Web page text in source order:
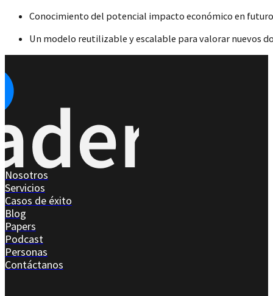
Conocimiento del potencial impacto económico en
Un modelo reutilizable y escalable para valorar nuevos
Nosotros
Servicios
Casos de éxito
Blog
Papers
Podcast
Personas
Contáctanos